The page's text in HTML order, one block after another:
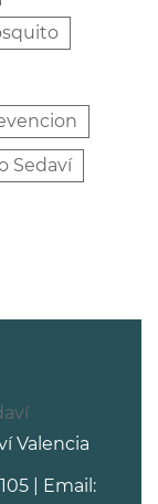
Sedaví
Valencia
| Email: